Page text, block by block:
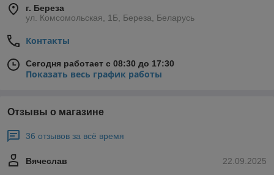
г. Береза
ул. Комсомольская, 1Б, Береза, Беларусь
Контакты
Сегодня работает с 08:30 до 17:30
Показать весь график работы
Отзывы о магазине
36 отзывов за всё время
22.09.2025
Вячеслав